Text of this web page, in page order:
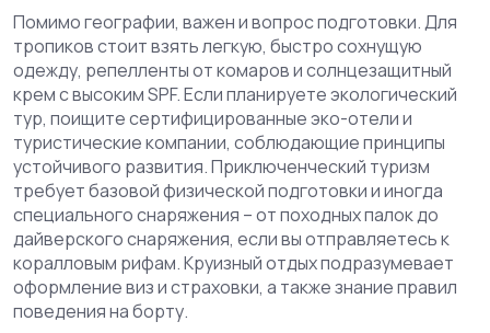
Помимо географии, важен и вопрос подготовки. Для
тропиков стоит взять легкую, быстро сохнущую
одежду, репелленты от комаров и солнцезащитный
крем с высоким SPF. Если планируете экологический
тур, поищите сертифицированные эко-отели и
туристические компании, соблюдающие принципы
устойчивого развития. Приключенческий туризм
требует базовой физической подготовки и иногда
специального снаряжения – от походных палок до
дайверского снаряжения, если вы отправляетесь к
коралловым рифам. Круизный отдых подразумевает
оформление виз и страховки, а также знание правил
поведения на борту.